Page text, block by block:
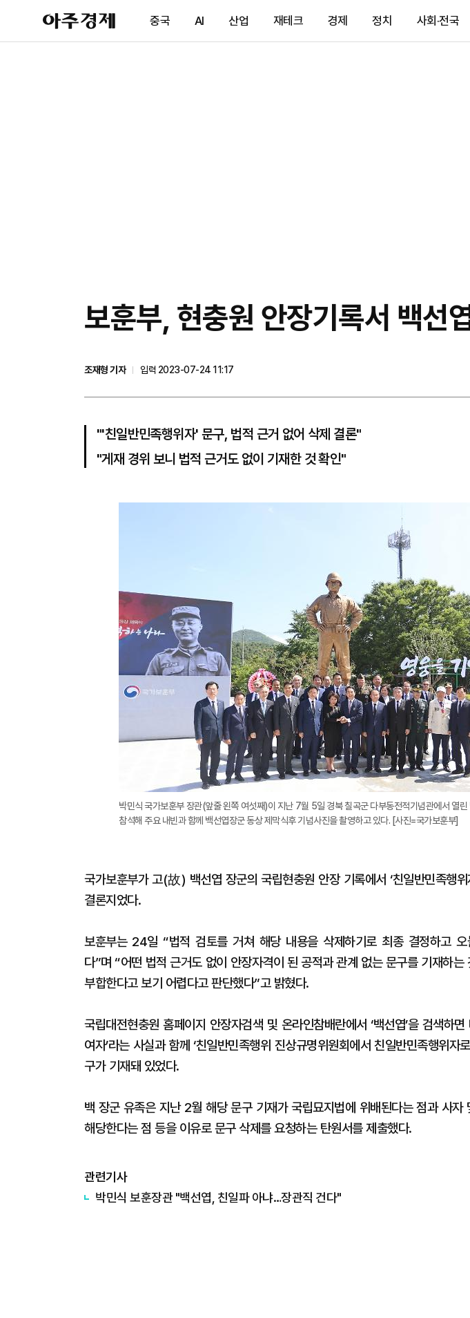
아
주
제
중국 AI 산업 재테크 경제 정치 사회·전국
보훈부, 현충원 안장기록서 백선
조재형 기자
입력 2023-07-24 11:17
"'친일반민족행위자' 문구, 법적 근거 없어 삭제 결론"
"게재 경위 보니 법적 근거도 없이 기재한 것 확인"
박민식 국가보훈부 장관(앞줄 왼쪽 여섯째)이 지난 7월 5일 경북 칠곡군 다부동전적기념관에서 열린
참석해 주요 내빈과 함께 백선엽장군 동상 제막식후 기념사진을 촬영하고 있다. [사진=국가보훈부]
국가보훈부가 고(故) 백선엽 장군의 국립현충원 안장 기록에서 ‘친일반민족행위
결론지었다.
보훈부는 24일 “법적 검토를 거쳐 해당 내용을 삭제하기로 최종 결정하고 오
다”며 “어떤 법적 근거도 없이 안장자격이 된 공적과 관계 없는 문구를 기재하는
부합한다고 보기 어렵다고 판단했다”고 밝혔다.
국립대전현충원 홈페이지 안장자검색 및 온라인참배란에서 ‘백선엽’을 검색하
여자’라는 사실과 함께 ‘친일반민족행위 진상규명위원회에서 친일반민족행위
구가 기재돼 있었다.
백 장군 유족은 지난 2월 해당 문구 기재가 국립묘지법에 위배된다는 점과 사자
해당한다는 점 등을 이유로 문구 삭제를 요청하는 탄원서를 제출했다.
관련기사
​박민식 보훈장관 "백선엽, 친일파 아냐…장관직 건다"